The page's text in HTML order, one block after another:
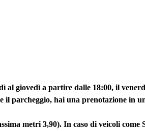
giovedì a partire dalle 18:00, il
parcheggio, hai una prenotazione in
metri 3,90). In caso di veicoli